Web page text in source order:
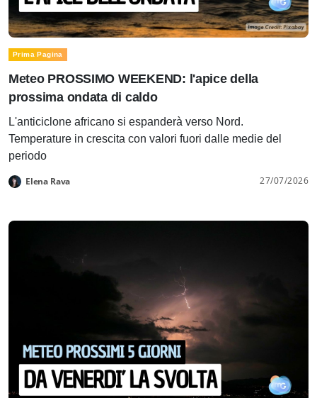
Prima Pagina
Meteo PROSSIMO WEEKEND: l'apice della
prossima ondata di caldo
L'anticiclone africano si espanderà verso Nord.
Temperature in crescita con valori fuori dalle medie del
periodo
Elena Rava 27/07/2026